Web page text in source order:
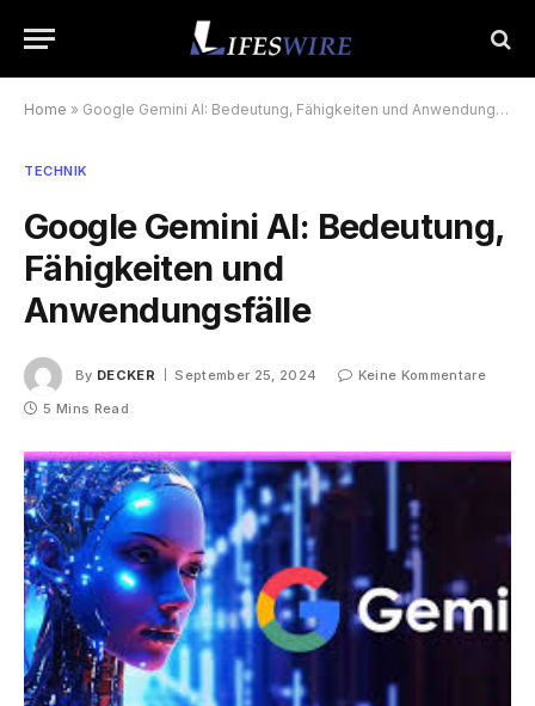
Home » Google Gemini AI: Bedeutung, Fähigkeiten und Anwendungsfälle
TECHNIK
Google Gemini AI: Bedeutung,
Fähigkeiten und
Anwendungsfälle
By DECKER September 25, 2024
Keine Kommentare
5 Mins Read